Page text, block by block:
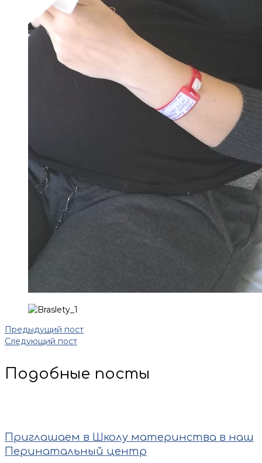
Предыдущий пост
Следующий пост
Подобные посты
Приглашаем в Школу материнства в наш
Перинатальный центр